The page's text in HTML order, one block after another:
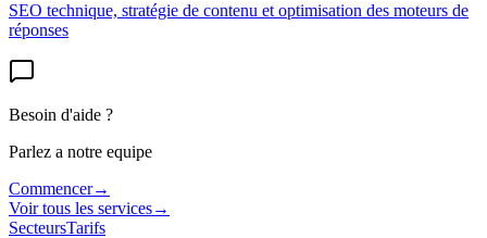
SEO technique, stratégie de contenu et optimisation des moteurs de
réponses
Besoin d'aide ?
Parlez a notre equipe
Commencer→
Voir tous les services→
SecteursTarifs